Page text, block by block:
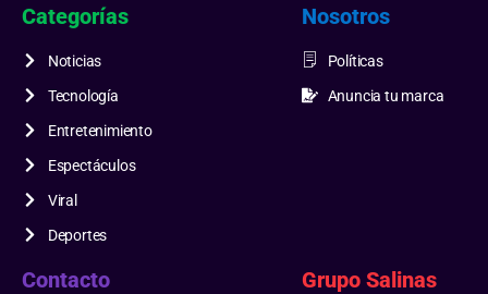
Categorías
Noticias
Tecnología
Entretenimiento
Espectáculos
Viral
Deportes
Nosotros
Políticas
Anuncia tu marca
Contacto Grupo Salinas